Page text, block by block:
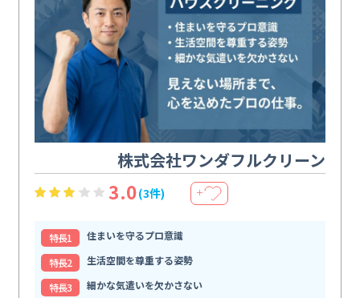
株式会社ワンダフルクリーン
3.0(3件) ＋
特⻑1
住まいを守るプロ意識
特⻑2
生活空間を尊重する姿勢
特⻑3
細かな気遣いを欠かさない